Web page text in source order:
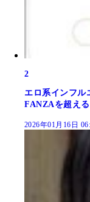
2
エロ系インフ
FANZAを超える
2026年01月16日